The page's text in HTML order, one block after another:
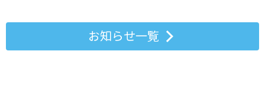
お知らせ一覧